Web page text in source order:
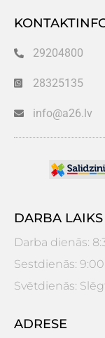
29204800
28325135
info@a26.lv
DARBA LAIKS
Darba dienās:
Sestdienās: 9:00
Svētdienās:
ADRESE